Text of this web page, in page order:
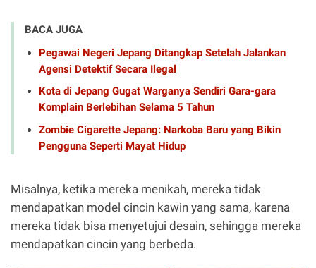
BACA JUGA
Pegawai Negeri Jepang Ditangkap Setelah Jalankan
Agensi Detektif Secara Ilegal
Kota di Jepang Gugat Warganya Sendiri Gara-gara
Komplain Berlebihan Selama 5 Tahun
Zombie Cigarette Jepang: Narkoba Baru yang Bikin
Pengguna Seperti Mayat Hidup
Misalnya, ketika mereka menikah, mereka tidak
mendapatkan model cincin kawin yang sama, karena
mereka tidak bisa menyetujui desain, sehingga mereka
mendapatkan cincin yang berbeda.